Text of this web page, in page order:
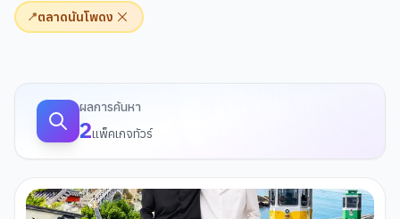
📍ตลาดนันโพดง
ผลการค้นหา
2แพ็คเกจทัวร์